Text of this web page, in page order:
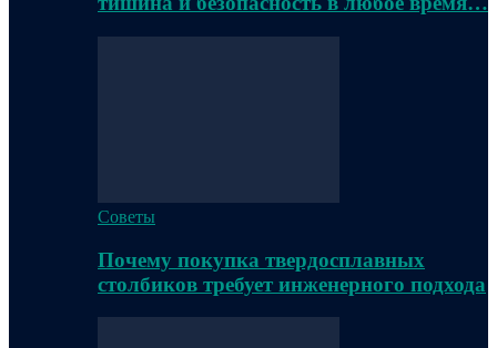
Советы
Почему покупка твердосплавных
столбиков требует инженерного подхода